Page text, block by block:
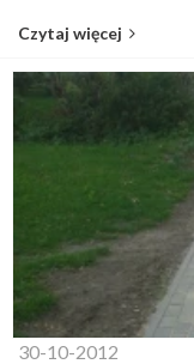
Czytaj więcej
30-10-2012